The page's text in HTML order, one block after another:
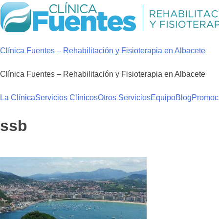
Skip
to
content
Clínica Fuentes – Rehabilitación y Fisioterapia en Albacete
Clínica Fuentes – Rehabilitación y Fisioterapia en Albacete
La ClínicaServicios ClínicosOtros ServiciosEquipoBlog
ssb